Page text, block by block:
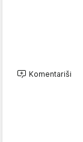
Komentariši